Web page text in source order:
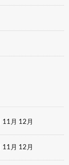
11月 12月
11月 12月